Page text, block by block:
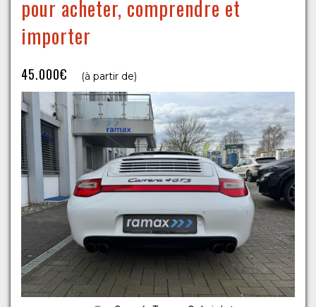
pour acheter, comprendre et
importer
45.000€ (à partir de)